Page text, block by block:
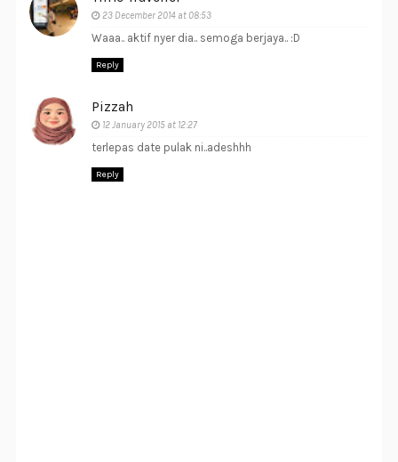
23 December 2014 at 08:53
Waaa.. aktif nyer dia.. semoga berjaya.. :D
Reply
Pizzah
12 January 2015 at 12:27
terlepas date pulak ni..adeshhh
Reply